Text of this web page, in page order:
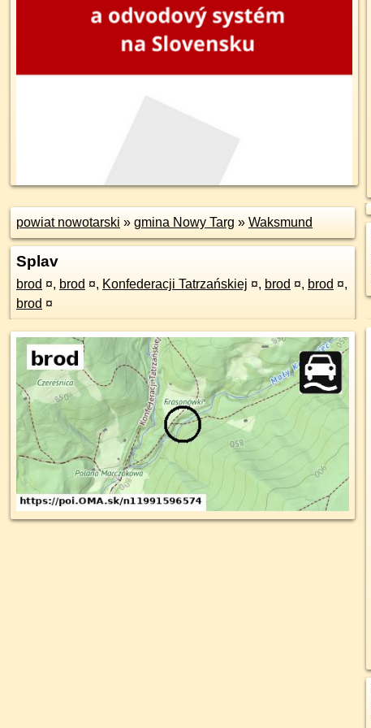
powiat nowotarski » gmina Nowy Targ » Waksmund
Splav
brod ¤, brod ¤, Konfederacji Tatrzańskiej ¤, brod ¤, brod ¤,
brod ¤